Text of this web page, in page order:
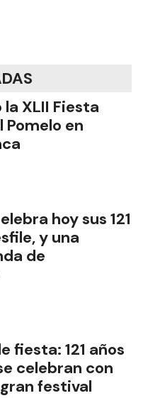
XLII Fiesta
Pomelo en
hoy sus 121
y una
de
fiesta: 121 años
celebran con
festival